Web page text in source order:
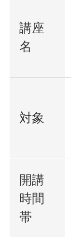
講座
名
対象
開講
時間
帯